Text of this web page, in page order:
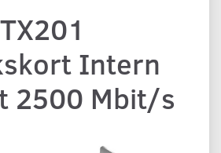
Intern
2500 Mbit/s